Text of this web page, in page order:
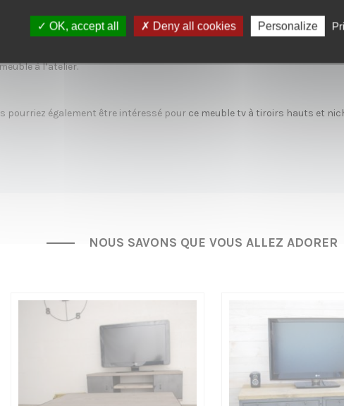
(+ 55€)et à l’étranger
un caisson sur-mesure assurant une protection optimale.
à l’atelier.
pourriez également être intéressé pour ce meuble tv à tiroirs hauts et
NOUS SAVONS QUE VOUS ALLEZ ADORER
OK, accept all Deny all cookies Personalize